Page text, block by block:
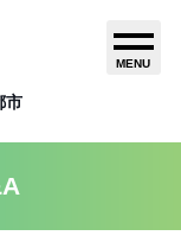
市
MENU